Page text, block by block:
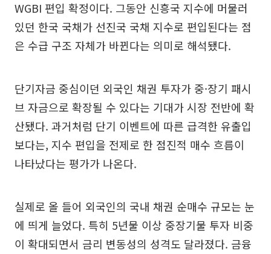
WGBI 편입 확정이다. 그동안 신흥국 지수에 머물러
있던 한국 국채가 선진국 국채 지수로 편입된다는 점
은 수급 구조 자체가 바뀐다는 의미로 해석됐다.
단기자금 중심이던 외국인 채권 투자가 중·장기 패시
브 자금으로 확장될 수 있다는 기대가 시장 전반에 확
산됐다. 과거처럼 단기 이벤트에 따른 급격한 유출입
보다는, 지수 편입을 전제로 한 점진적 매수 흐름이
나타났다는 평가가 나온다.
실제로 올 들어 외국인의 국내 채권 순매수 규모는 눈
에 띄게 늘었다. 특히 5년물 이상 중장기물 투자 비중
이 확대되면서 금리 변동성의 성격도 달라졌다. 금융